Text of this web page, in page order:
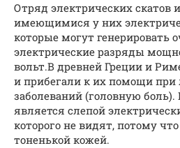
Отряд электрических скатов
имеющимися у них
которые могут генерировать
электрические разряды
вольт.В древней Греции и
и прибегали к их помощи при
заболеваний (головную
является слепой
которого не видят, потому
тоненькой кожей.